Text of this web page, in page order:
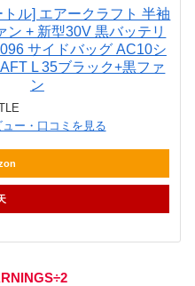
ル] エアークラフト 半袖
ン + 新型30V 黒バッテリ
サイドバッグ AC10シ
L 35ブラック+黒ファ
ン
ー・口コミを見る
÷2